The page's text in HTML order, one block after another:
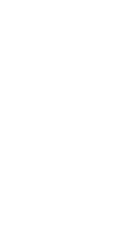
: quelle
à la prise de poste :